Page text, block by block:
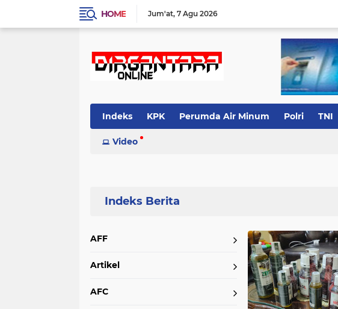
HOME Jum'at 7 Agu 2026
Indeks KPK Perumda Air Minum Polri TNI
Video
AFF
Artikel
AFC